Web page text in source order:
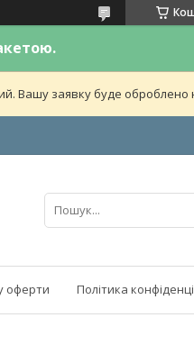
Вашу заявку буде
оферти Політика